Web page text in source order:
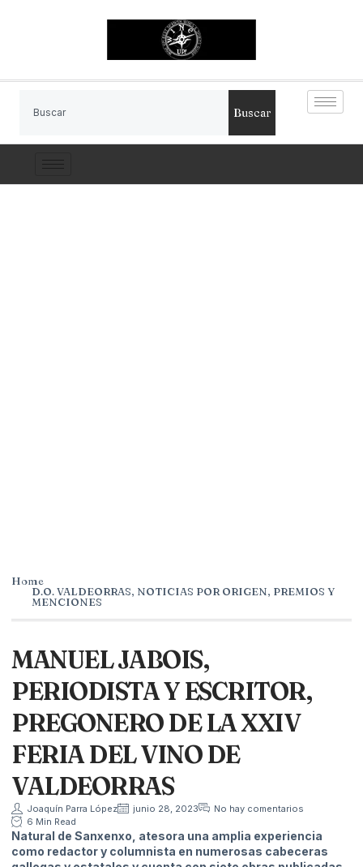
Buscar
Home
D.O. VALDEORRAS, NOTICIAS POR ORIGEN, PREMIOS Y
MENCIONES
MANUEL JABOIS,
PERIODISTA Y ESCRITOR,
PREGONERO DE LA XXIV
FERIA DEL VINO DE
VALDEORRAS
Joaquín Parra López junio 28, 2023
No hay comentarios
6 Min Read
Natural de Sanxenxo, atesora una amplia experiencia
como redactor y columnista en numerosas cabeceras